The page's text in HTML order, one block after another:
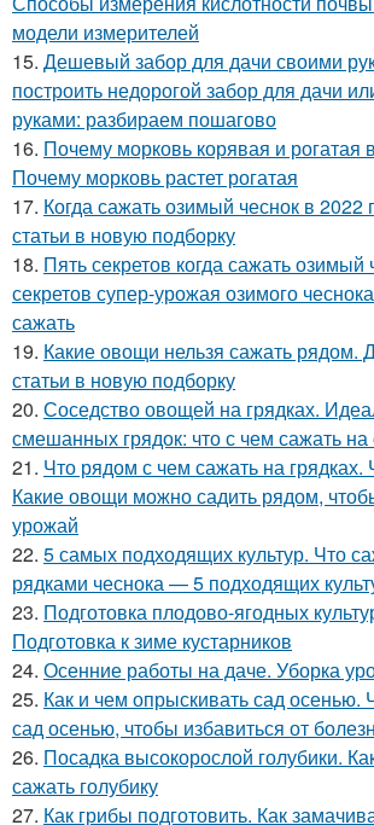
модели измерителей
15. Дешевый забор для дачи своими
построить недорогой забор для дачи
руками: разбираем пошагово
16. Почему морковь корявая и рогатая
Почему морковь растет рогатая
17. Когда сажать озимый чеснок в 2022
статьи в новую подборку
18. Пять секретов когда сажать озимый
секретов супер-урожая озимого
сажать
19. Какие овощи нельзя сажать рядом.
статьи в новую подборку
20. Соседство овощей на грядках.
смешанных грядок: что с чем сажать на
21. Что рядом с чем сажать на грядках.
Какие овощи можно садить рядом,
урожай
22. 5 самых подходящих культур. Что
рядками чеснока — 5 подходящих
23. Подготовка плодово-ягодных
Подготовка к зиме кустарников
24. Осенние работы на даче. Уборка
25. Как и чем опрыскивать сад осенью.
сад осенью, чтобы избавиться от
26. Посадка высокорослой голубики.
сажать голубику
27. Как грибы подготовить. Как